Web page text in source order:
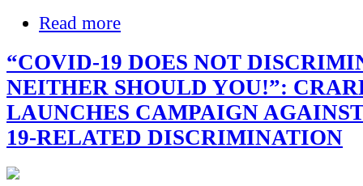
Read more
“COVID-19 DOES NOT
NEITHER SHOULD YOU!”:
LAUNCHES CAMPAIGN
19-RELATED DISCRIMINATION